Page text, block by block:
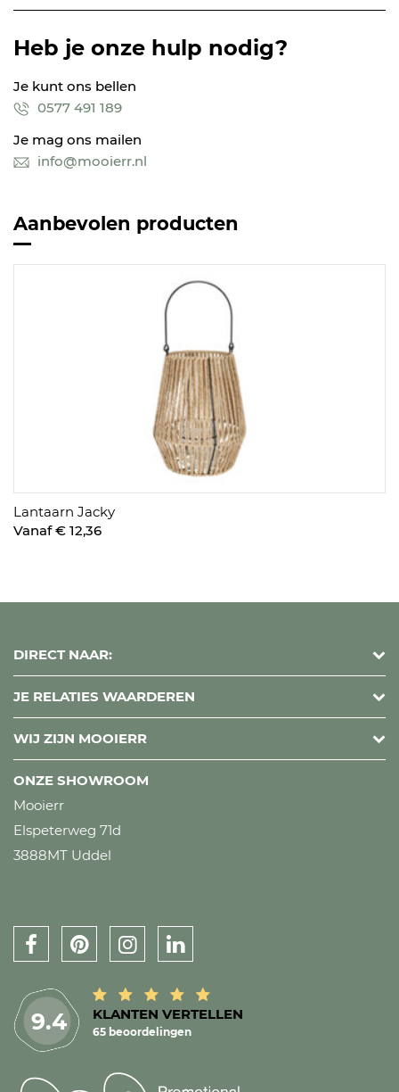
Heb je onze hulp nodig?
Je kunt ons bellen
0577 491 189
Je mag ons mailen
info@mooierr.nl
Aanbevolen producten
Lantaarn Jacky
Vanaf € 12,36
DIRECT NAAR:
JE RELATIES WAARDEREN
WIJ ZIJN MOOIERR
ONZE SHOWROOM
Mooierr
Elspeterweg 71d
3888MT Uddel
9.4 KLANTEN VERTELLEN
65 beoordelingen